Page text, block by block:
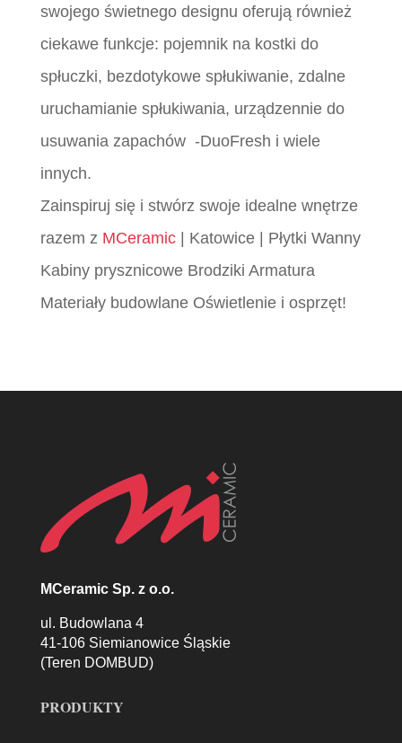
swojego świetnego designu oferują również
ciekawe funkcje: pojemnik na kostki do
spłuczki, bezdotykowe spłukiwanie, zdalne
uruchamianie spłukiwania, urządzennie do
usuwania zapachów -DuoFresh i wiele
innych.
Zainspiruj się i stwórz swoje idealne wnętrze
razem z MCeramic| Katowice | Płytki Wanny
Kabiny prysznicowe Brodziki Armatura
Materiały budowlane Oświetlenie i osprzęt!
MCeramic Sp. z o.o.
ul. Budowlana 4
41-106 Siemianowice Śląskie
(Teren DOMBUD)
PRODUKTY